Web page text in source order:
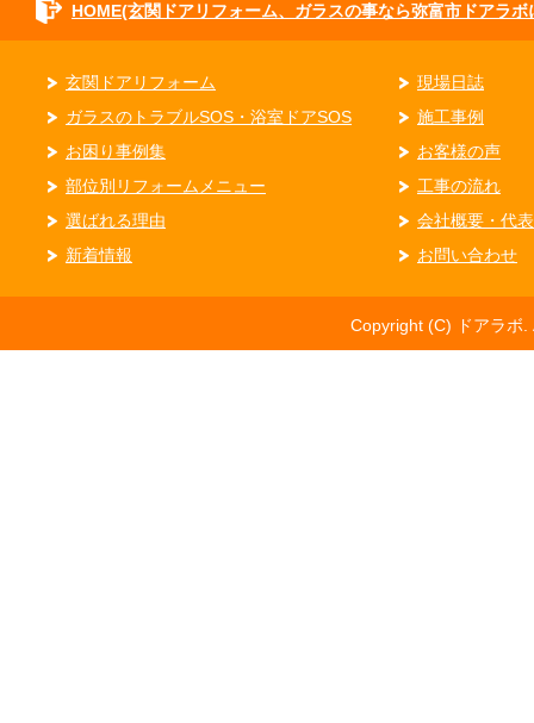
HOME(玄関ドアリフォーム、ガラスの事なら弥富市ドアラボ
玄関ドアリフォーム
現場日誌
ガラスのトラブルSOS・浴室ドアSOS
施工事例
お困り事例集
お客様の声
部位別リフォームメニュー
工事の流れ
選ばれる理由
会社概要・代
新着情報
お問い合わせ
Copyright (C) ドアラボ